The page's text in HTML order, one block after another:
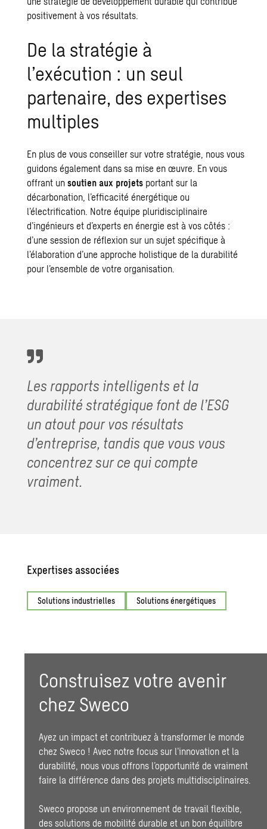
positivement à vos résultats.
De la stratégie à
l’exécution : un seul
partenaire, des expertises
multiples
En plus de vous conseiller sur votre stratégie, nous vous
guidons également dans sa mise en œuvre. En vous
offrant unsoutien aux projets portant sur la
décarbonation, l’efficacité énergétique ou
l’électrification. Notre équipe pluridisciplinaire
d’ingénieurs et d’experts en énergie est à vos côtés :
d’une session de réflexion sur un sujet spécifique à
l’élaboration d’une approche holistique de ladurabilité
pour l’ensemble de votre organisation.
Les rapports intelligents et la
durabilité stratégique font de l’ESG
un atout pour vos résultats
d’entreprise, tandis que vous vous
concentrez sur ce qui compte
vraiment.
Expertises associées
Solutions industrielles Solutions énergétiques
Construisez votre avenir
chez Sweco
Ayez un impact et contribuez à transformer le monde
chez Sweco ! Avec notre focus sur l’innovation et la
durabilité , nous vous offrons l’opportunité de vraiment
faire la différence dans des projets multidisciplinaires.
Sweco propose un environnement de travail flexible,
des solutions de mobilité durable et un bon équilibre